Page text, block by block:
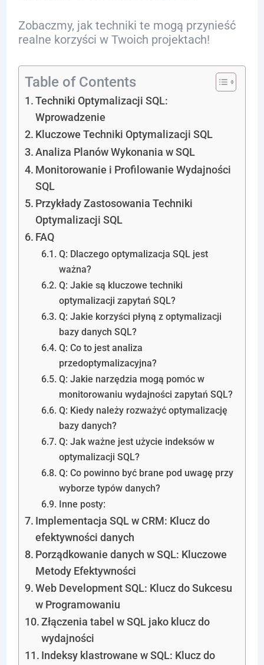
Zobaczmy, jak techniki te mogą przynieść
realne korzyści w Twoich projektach!
Table of Contents
Techniki Optymalizacji SQL:
Wprowadzenie
Kluczowe Techniki Optymalizacji SQL
Analiza Planów Wykonania w SQL
Monitorowanie i Profilowanie Wydajności
SQL
Przykłady Zastosowania Techniki
Optymalizacji SQL
FAQ
Q: Dlaczego optymalizacja SQL jest
ważna?
Q: Jakie są kluczowe techniki
optymalizacji zapytań SQL?
Q: Jakie korzyści płyną z optymalizacji
bazy danych SQL?
Q: Co to jest analiza
przedoptymalizacyjna?
Q: Jakie narzędzia mogą pomóc w
monitorowaniu wydajności zapytań SQL?
Q: Kiedy należy rozważyć optymalizację
bazy danych?
Q: Jak ważne jest użycie indeksów w
optymalizacji SQL?
Q: Co powinno być brane pod uwagę przy
wyborze typów danych?
Inne posty:
Implementacja SQL w CRM: Klucz do
efektywności danych
Porządkowanie danych w SQL: Kluczowe
Metody Efektywności
Web Development SQL: Klucz do Sukcesu
w Programowaniu
Złączenia tabel w SQL jako klucz do
wydajności
Indeksy klastrowane w SQL: Klucz do